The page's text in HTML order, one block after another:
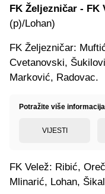
FK Željezničar - FK
(p)/Lohan)
FK Željezničar:
Cvetanovski,
Marković, Radovac.
Potražite više
VIJESTI
FK Velež: Ribić,
Mlinarić, Lohan,